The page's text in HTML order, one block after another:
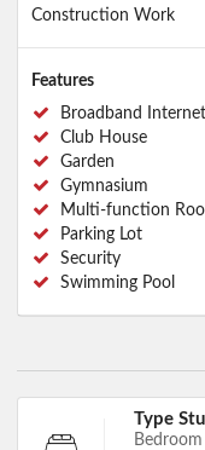
Construction Work
Features
Broadband Internet
Club House
Garden
Gymnasium
Multi-function
Parking Lot
Security
Swimming Pool
Type